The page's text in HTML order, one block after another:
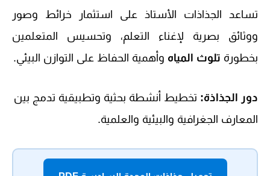
تساعد الجذاذات الأستاذ على استثمار خرائط وصور
ووثائق بصرية لإغناء التعلم، وتحسيس المتعلمين
بخطورة تلوث المياه وأهمية الحفاظ على التوازن البيئي.
دور الجذاذة: تخطيط أنشطة بحثية وتطبيقية تدمج بين
المعارف الجغرافية والبيئية والعلمية.